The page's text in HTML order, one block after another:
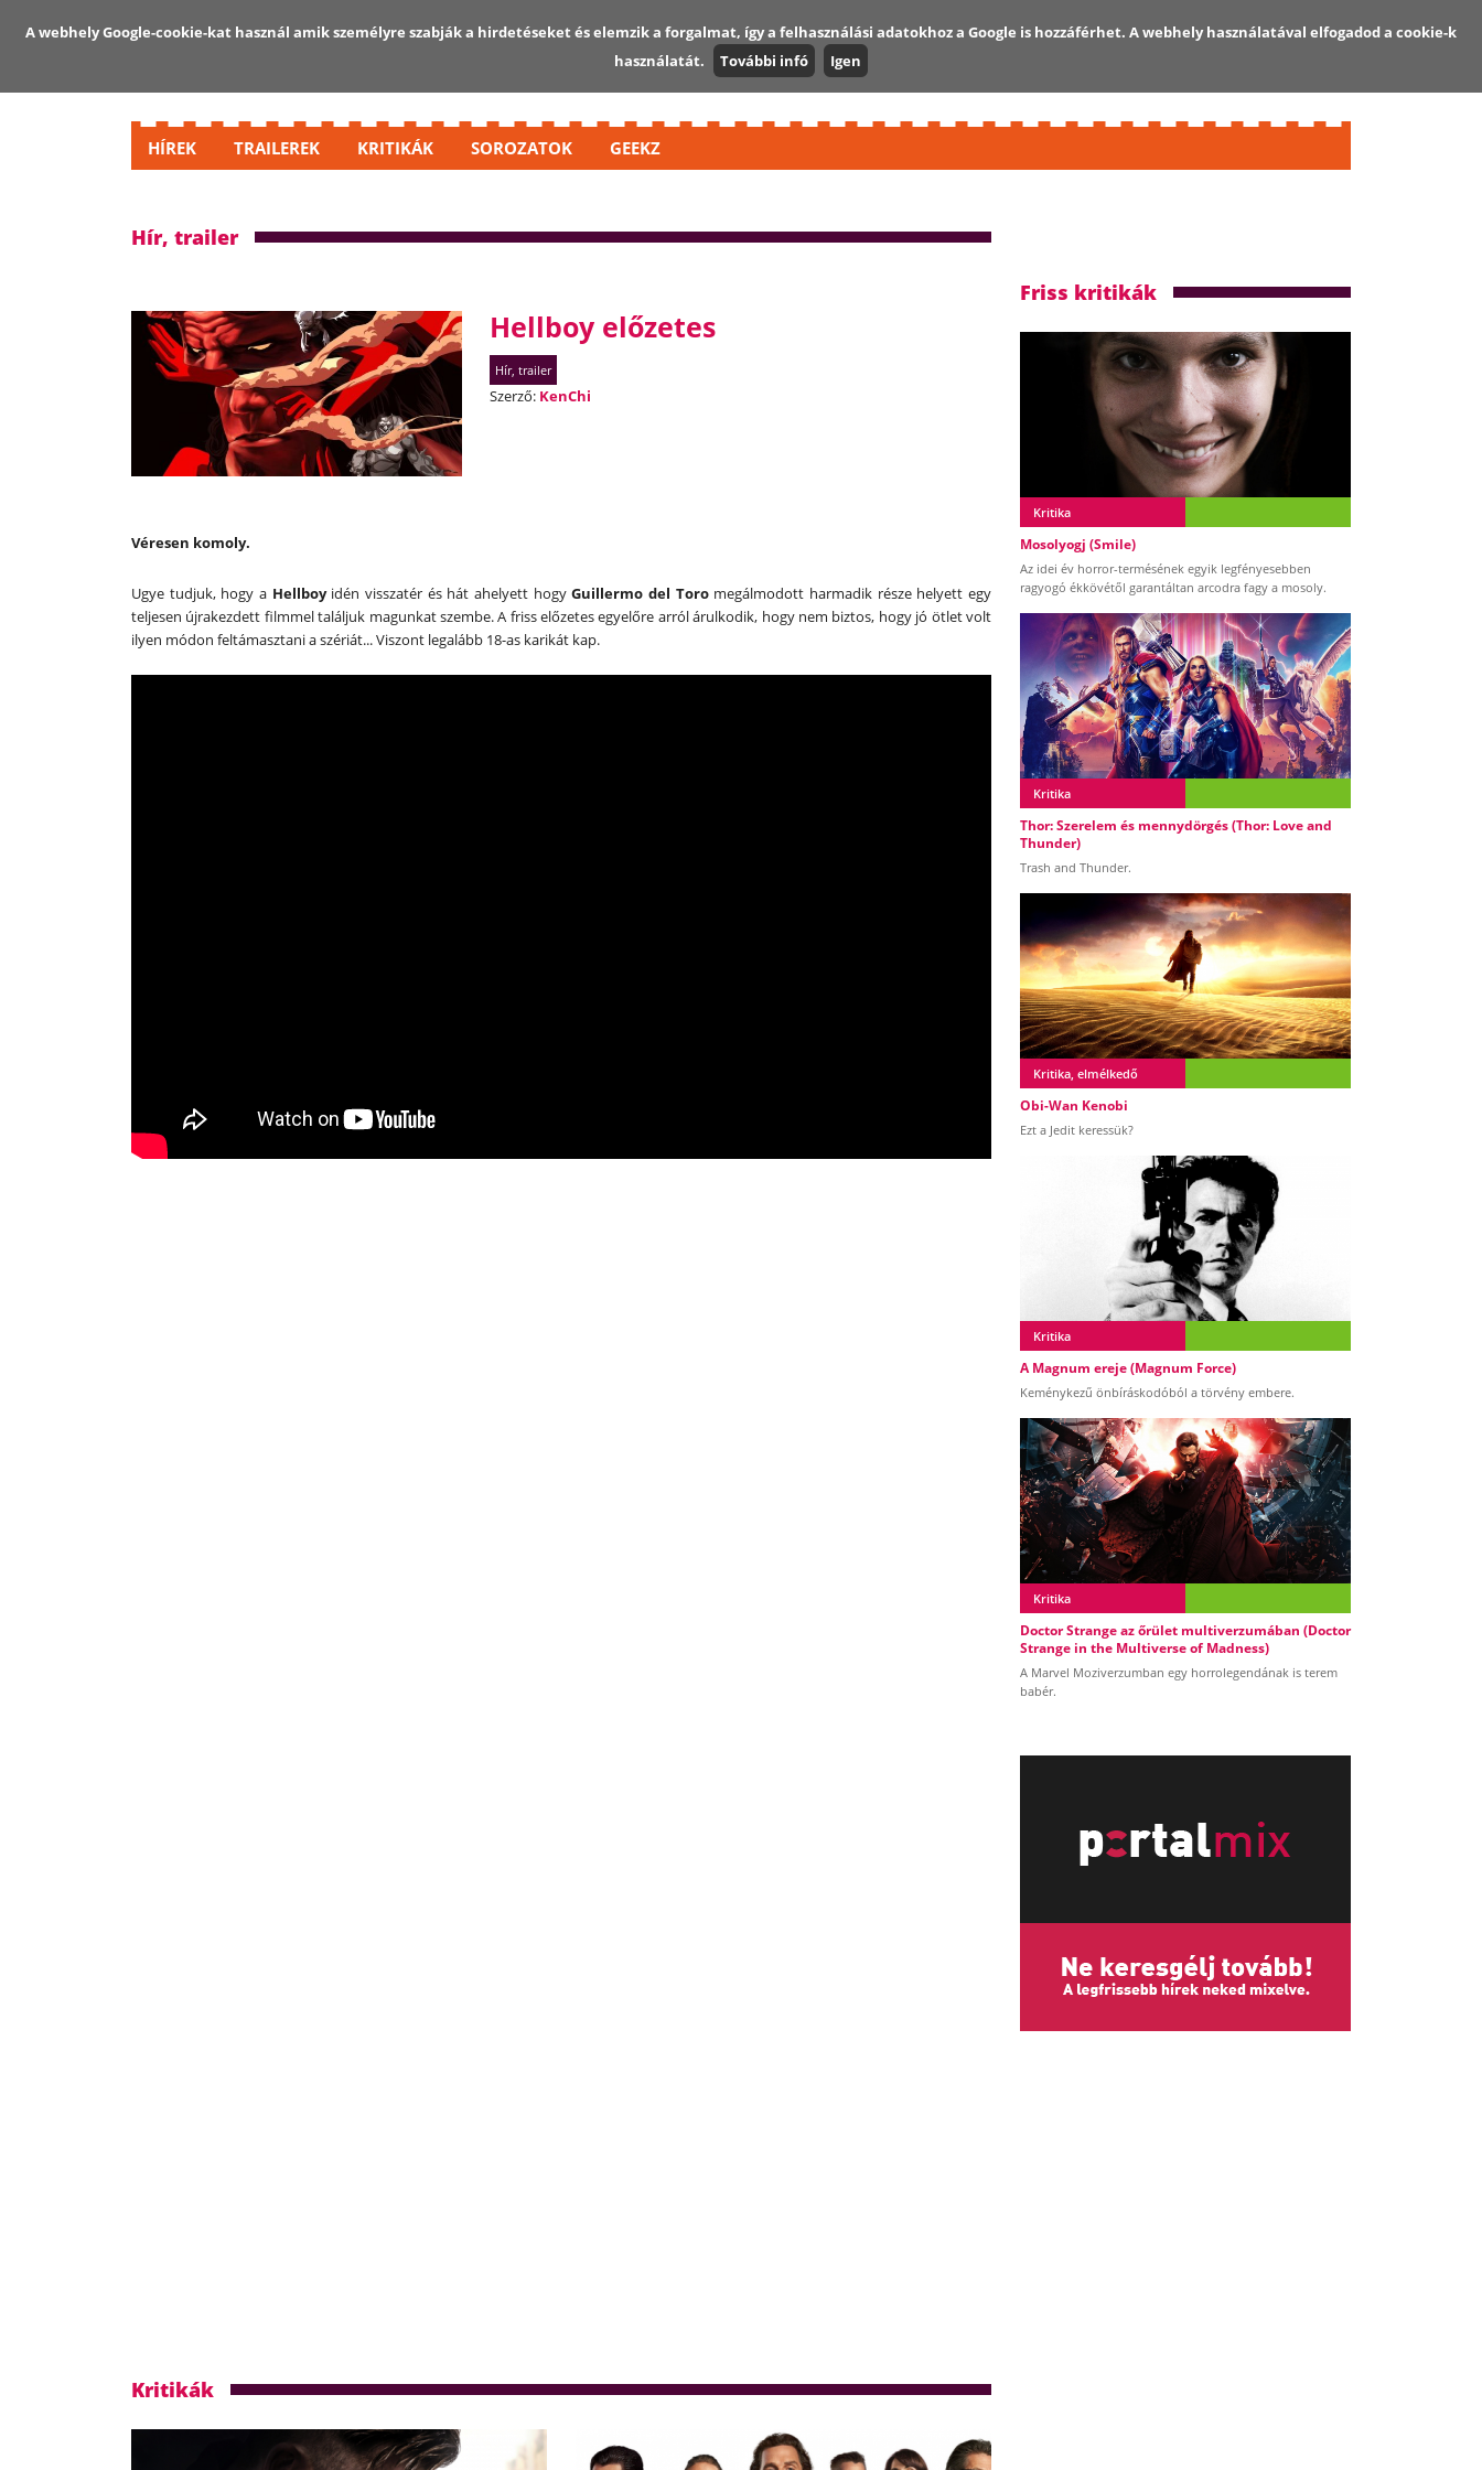
Regisztráció Bejelentkezés
HÍREK TRAILEREK KRITIKÁK SOROZATOK GEEKZ
Hír, trailer
Hellboy előzetes
Hír, trailer
Szerző: KenChi
Véresen komoly.
Ugye tudjuk, hogy a Hellboyidén visszatér és hát ahelyett hogyGuillermo del Toromegálmodott harmadik része helyett egy
teljesen újrakezdett filmmel találjuk magunkat szembe. A friss előzetes egyelőre arról árulkodik, hogy nem biztos, hogy jó ötlet volt
ilyen módon feltámasztani a szériát... Viszont legalább 18-as karikát kap.
Kritikák
Friss kritikák
Kritika
Mosolyogj (Smile)
Az idei év horror-termésének egyik legfényesebben
ragyogó ékkövétől garantáltan arcodra fagy a mosoly.
Kritika
Thor: Szerelem és mennydörgés (Thor: Love and
Thunder)
Trash and Thunder.
Kritika, elmélkedő
Obi-Wan Kenobi
Ezt a Jedit keressük?
Kritika
A Magnum ereje (Magnum Force)
Keménykezű önbíráskodóból a törvény embere.
Kritika
Doctor Strange az őrület multiverzumában (Doctor
Strange in the Multiverse of Madness)
A Marvel Moziverzumban egy horrolegendának is terem
babér.
A webhely Google-cookie-kat használ amik személyre szabják a hirdetéseket és elemzik a forgalmat, így a felhasználási adatokhoz a Google is hozzáférhet. A webhely használatával elfogadod a cookie-k
használatát.
További infó Igen